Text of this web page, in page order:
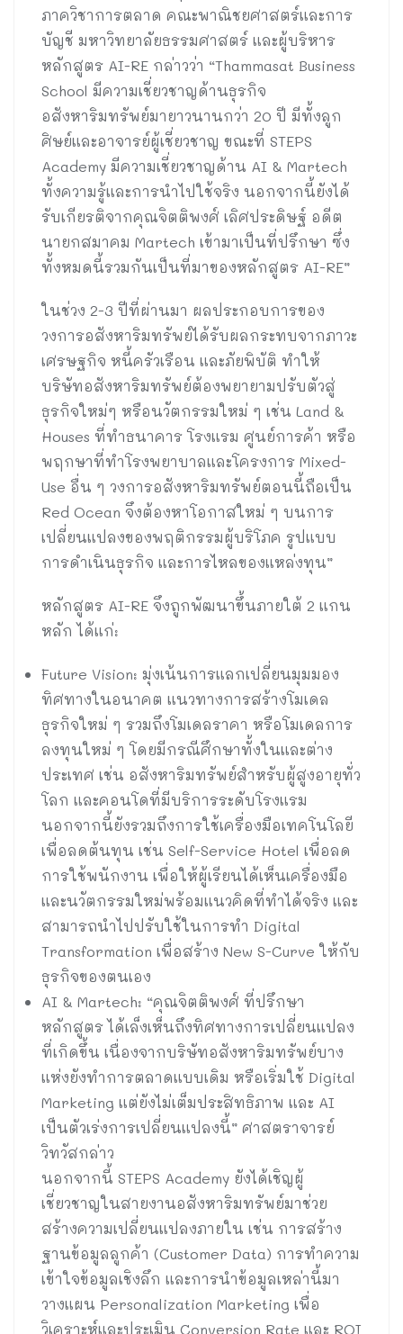
ภาควิชาการตลาด คณะพาณิชยศาสตร์และการ
บัญชี มหาวิทยาลัยธรรมศาสตร์ และผู้บริหาร
หลักสูตร AI-RE กล่าวว่า “Thammasat Business
School มีความเชี่ยวชาญด้านธุรกิจ
อสังหาริมทรัพย์มายาวนานกว่า 20 ปี มีทั้งลูก
ศิษย์และอาจารย์ผู้เชี่ยวชาญ ขณะที่ STEPS
Academy มีความเชี่ยวชาญด้าน AI & Martech
ทั้งความรู้และการนำไปใช้จริง นอกจากนี้ยังได้
รับเกียรติจากคุณจิตติพงศ์ เลิศประดิษฐ์ อดีต
นายกสมาคม Martech เข้ามาเป็นที่ปรึกษา ซึ่ง
ทั้งหมดนี้รวมกันเป็นที่มาของหลักสูตร AI-RE”
ในช่วง 2-3 ปีที่ผ่านมา ผลประกอบการของ
วงการอสังหาริมทรัพย์ได้รับผลกระทบจากภาวะ
เศรษฐกิจ หนี้ครัวเรือน และภัยพิบัติ ทำให้
บริษัทอสังหาริมทรัพย์ต้องพยายามปรับตัวสู่
ธุรกิจใหม่ๆ หรือนวัตกรรมใหม่ ๆ เช่น Land &
Houses ที่ทำธนาคาร โรงแรม ศูนย์การค้า หรือ
พฤกษาที่ทำโรงพยาบาลและโครงการ Mixed-
Use อื่น ๆ วงการอสังหาริมทรัพย์ตอนนี้ถือเป็น
Red Ocean จึงต้องหาโอกาสใหม่ ๆ บนการ
เปลี่ยนแปลงของพฤติกรรมผู้บริโภค รูปแบบ
การดำเนินธุรกิจ และการไหลของแหล่งทุน”
หลักสูตร AI-RE จึงถูกพัฒนาขึ้นภายใต้ 2 แกน
หลัก ได้แก่:
Future Vision: มุ่งเน้นการแลกเปลี่ยนมุมมอง
ทิศทางในอนาคต แนวทางการสร้างโมเดล
ธุรกิจใหม่ ๆ รวมถึงโมเดลราคา หรือโมเดลการ
ลงทุนใหม่ ๆ โดยมีกรณีศึกษาทั้งในและต่าง
ประเทศ เช่น อสังหาริมทรัพย์สำหรับผู้สูงอายุทั่ว
โลก และคอนโดที่มีบริการระดับโรงแรม
นอกจากนี้ยังรวมถึงการใช้เครื่องมือเทคโนโลยี
เพื่อลดต้นทุน เช่น Self-Service Hotel เพื่อลด
การใช้พนักงาน เพื่อให้ผู้เรียนได้เห็นเครื่องมือ
และนวัตกรรมใหม่พร้อมแนวคิดที่ทำได้จริง และ
สามารถนำไปปรับใช้ในการทำ Digital
Transformation เพื่อสร้าง New S-Curve ให้กับ
ธุรกิจของตนเอง
AI & Martech: “คุณจิตติพงศ์ ที่ปรึกษา
หลักสูตร ได้เล็งเห็นถึงทิศทางการเปลี่ยนแปลง
ที่เกิดขึ้น เนื่องจากบริษัทอสังหาริมทรัพย์บาง
แห่งยังทำการตลาดแบบเดิม หรือเริ่มใช้ Digital
Marketing แต่ยังไม่เต็มประสิทธิภาพ และ AI
เป็นตัวเร่งการเปลี่ยนแปลงนี้” ศาสตราจารย์
วิทวัสกล่าว
นอกจากนี้ STEPS Academy ยังได้เชิญผู้
เชี่ยวชาญในสายงานอสังหาริมทรัพย์มาช่วย
สร้างความเปลี่ยนแปลงภายใน เช่น การสร้าง
ฐานข้อมูลลูกค้า (Customer Data) การทำความ
เข้าใจข้อมูลเชิงลึก และการนำข้อมูลเหล่านี้มา
วางแผน Personalization Marketing เพื่อ
วิเคราะห์และประเมิน Conversion Rate และ ROI